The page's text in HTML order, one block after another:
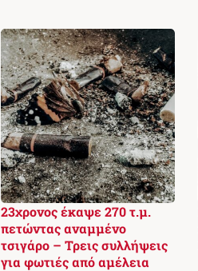
23χρονος έκαψε 270 τ.μ.
πετώντας αναμμένο
τσιγάρο – Τρεις συλλήψεις
για φωτιές από αμέλεια